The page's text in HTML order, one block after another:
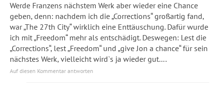
Werde Franzens nächstem Werk aber wieder eine Chance
geben, denn: nachdem ich die „Corrections“ großartig fand,
war „The 27th City“ wirklich eine Enttäuschung. Dafür wurde
ich mit „Freedom“ mehr als entschädigt. Deswegen: Lest die
„Corrections“, lest „Freedom“ und „give Jon a chance“ für sein
nächstes Werk, vielleicht wird`s ja wieder gut….
Auf diesen Kommentar antworten